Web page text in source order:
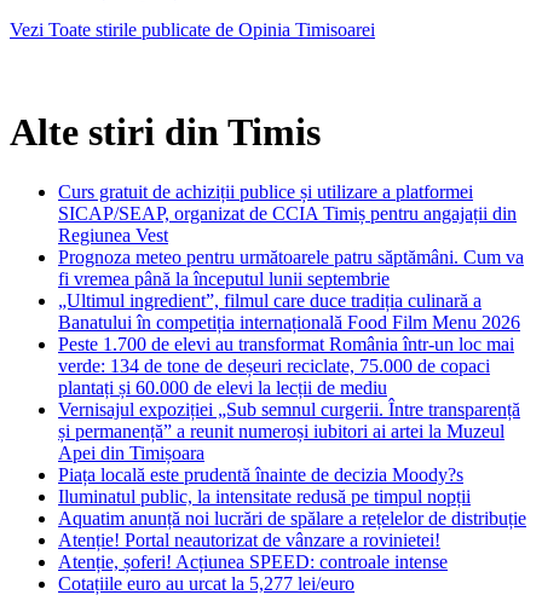
Vezi Toate stirile publicate de Opinia Timisoarei
Alte stiri din Timis
Curs gratuit de achiziții publice și utilizare a platformei
SICAP/SEAP, organizat de CCIA Timiș pentru angajații din
Regiunea Vest
Prognoza meteo pentru următoarele patru săptămâni. Cum va
fi vremea până la începutul lunii septembrie
„Ultimul ingredient”, filmul care duce tradiția culinară a
Banatului în competiția internațională Food Film Menu 2026
Peste 1.700 de elevi au transformat România într-un loc mai
verde: 134 de tone de deșeuri reciclate, 75.000 de copaci
plantați și 60.000 de elevi la lecții de mediu
Vernisajul expoziției „Sub semnul curgerii. Între transparență
și permanență” a reunit numeroși iubitori ai artei la Muzeul
Apei din Timișoara
Piața locală este prudentă înainte de decizia Moody?s
Iluminatul public, la intensitate redusă pe timpul nopții
Aquatim anunță noi lucrări de spălare a rețelelor de distribuție
Atenție! Portal neautorizat de vânzare a rovinietei!
Atenție, șoferi! Acțiunea SPEED: controale intense
Cotațiile euro au urcat la 5,277 lei/euro